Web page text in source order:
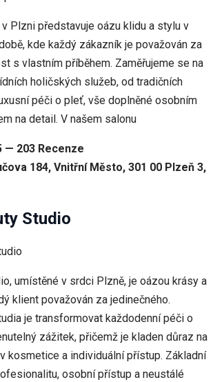
v Plzni představuje oázu klidu a stylu v
kde každý zákazník je považován za
s vlastním příběhem. Zaměřujeme se na
holičských služeb, od tradičních
péči o pleť, vše doplněné osobním
na detail. V našem salonu
— 203 Recenze
184, Vnitřní Město, 301 00 Plzeň 3,
Studio
umístěné v srdci Plzně, je oázou krásy a
klient považován za jedinečného.
je transformovat každodenní péči o
zážitek, přičemž je kladen důraz na
kosmetice a individuální přístup. Základní
osobní přístup a neustálé